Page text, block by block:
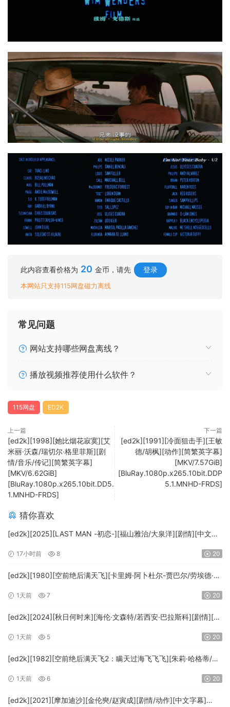
此内容查看价格为 20 金币，请先 登录
本网站只支持115网盘磁力离线
常见问题
网站支持哪些网盘离线？
播放视频推荐使用什么软件？
115网盘 ED2K
上一篇
[ed2k][1998][她比烟花寂寞][艾
米丽·沃森/瑞切尔·格里菲斯][剧
情/音乐/传记][简繁英字幕]
[MKV/6.62GiB]
[BluRay.1080p.x265.10bit.DD5.
1.MNHD-FRDS]
下一篇
[ed2k][1991][冷面狙击手][王敏
德/胡枫][动作][简繁英字幕]
[MKV/7.57GiB]
[BluRay.1080p.x265.10bit.DDP
5.1.MNHD-FRDS]
猜你喜欢
[ed2k][2025][LAST MAN -初恋-][福山雅治/大泉洋][剧情][中文字
17小时前 8 20
[ed2k][1980][空前绝后满天飞][卡里姆·阿卜杜尔-贾巴尔/劳埃德·布
HD.MA5.1.x265.10bit-BeiTai]
1天前 7 20
[ed2k][2024][秋日何时来][海伦·文森特/若西安·巴拉斯科][剧情][中
FRDS]
1天前 5 20
[ed2k][1982][空前绝后满天飞2：瞒天过海飞飞飞][朱莉·哈格蒂/罗
[1080p.BluRay.x264.DTS-WiKi]
1天前 6 20
[ed2k][2021][摩加迪沙][金伦奭/赵寅成][剧情/动作][中文字幕]